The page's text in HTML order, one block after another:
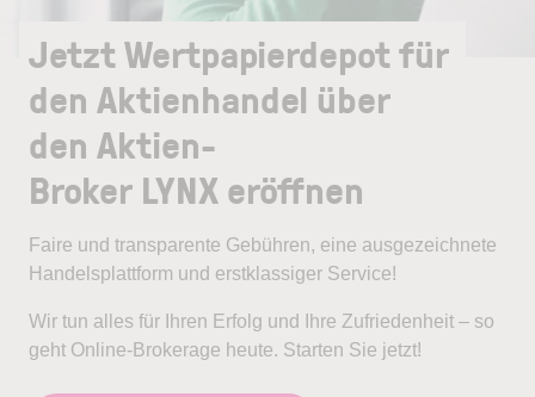
Jetzt Wertpapierdepot für
den Aktienhandel über
den Aktien-
Broker LYNX eröffnen
Faire und transparente Gebühren, eine ausgezeichnete
Handelsplattform und erstklassiger Service!
Wir tun alles für Ihren Erfolg und Ihre Zufriedenheit – so
geht Online-Brokerage heute. Starten Sie jetzt!